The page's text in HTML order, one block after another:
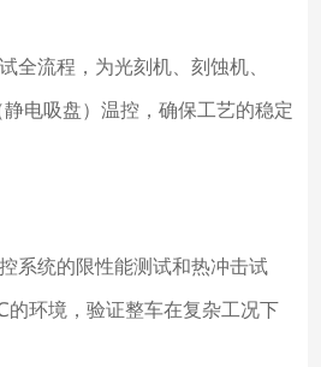
全流程，为光刻机、刻蚀机、
电吸盘）温控，确保工艺的稳定
系统的限性能测试和热冲击试
环境，验证整车在复杂工况下